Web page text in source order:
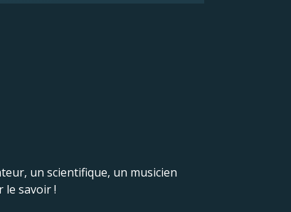
un scientifique, un musicien
le savoir !